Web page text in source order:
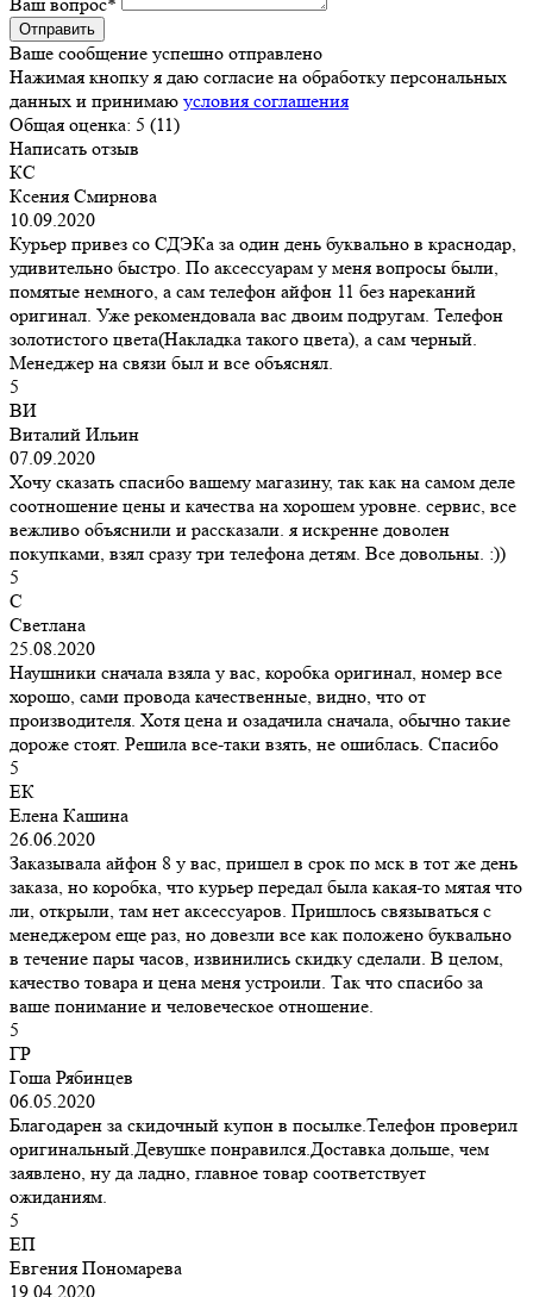
Ваше сообщение успешно отправлено
Нажимая кнопку я даю согласие на обработку персональных
данных и принимаю условия соглашения
Общая оценка: 5 (11)
Написать отзыв
КС
Ксения Смирнова
10.09.2020
Курьер привез со СДЭКа за один день буквально в краснодар,
удивительно быстро. По аксессуарам у меня вопросы были,
помятые немного, а сам телефон айфон 11 без нареканий
оригинал. Уже рекомендовала вас двоим подругам. Телефон
золотистого цвета(Накладка такого цвета), а сам черный.
Менеджер на связи был и все объяснял.
5
ВИ
Виталий Ильин
07.09.2020
Хочу сказать спасибо вашему магазину, так как на самом деле
соотношение цены и качества на хорошем уровне. сервис, все
вежливо объяснили и рассказали. я искренне доволен
покупками, взял сразу три телефона детям. Все довольны. :))
5
С
Светлана
25.08.2020
Наушники сначала взяла у вас, коробка оригинал, номер все
хорошо, сами провода качественные, видно, что от
производителя. Хотя цена и озадачила сначала, обычно такие
дороже стоят. Решила все-таки взять, не ошиблась. Спасибо
5
ЕК
Елена Кашина
26.06.2020
Заказывала айфон 8 у вас, пришел в срок по мск в тот же день
заказа, но коробка, что курьер передал была какая-то мятая что
ли, открыли, там нет аксессуаров. Пришлось связываться с
менеджером еще раз, но довезли все как положено буквально
в течение пары часов, извинились скидку сделали. В целом,
качество товара и цена меня устроили. Так что спасибо за
ваше понимание и человеческое отношение.
5
ГР
Гоша Рябинцев
06.05.2020
Благодарен за скидочный купон в посылке.Телефон проверил
оригинальный.Девушке понравился.Доставка дольше, чем
заявлено, ну да ладно, главное товар соответствует
ожиданиям.
5
ЕП
Евгения Пономарева
19.04.2020